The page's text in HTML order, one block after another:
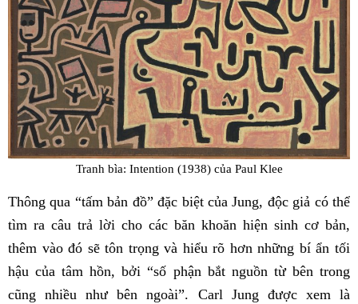
Tranh bìa: Intention (1938) của Paul Klee
Thông qua “tấm bản đồ” đặc biệt của Jung, độc giả có thể
tìm ra câu trả lời cho các băn khoăn hiện sinh cơ bản,
thêm vào đó sẽ tôn trọng và hiểu rõ hơn những bí ẩn tối
hậu của tâm hồn, bởi “số phận bắt nguồn từ bên trong
cũng nhiều như bên ngoài”. Carl Jung được xem là